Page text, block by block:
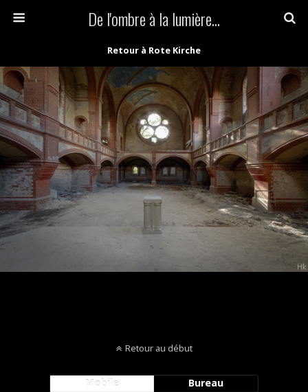
De l'ombre à la lumière...
Retour à Rote Kirche
Retour au début
Mobile Bureau